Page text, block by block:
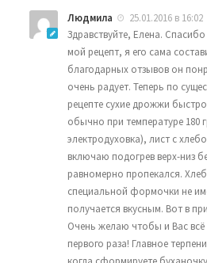
Людмила
25.01.2016 в 16:02
Здравствуйте, Елена.
мой рецепт, я его сама
благодарных отзывов он
очень радует. Теперь по
рецепте сухие дрожжи
обычно при температуре 180
электродуховка), лист с
включаю подогрев верх-низ
равномерно пропекался.
специальной формочки не
получается вкусным. Вот в
Очень желаю чтобы и Вас
первого раза! Главное